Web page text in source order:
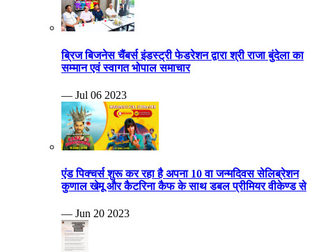
ब्रिज बिजनेस चैंबर्स इंडस्ट्री फेडरेशन द्वारा श्री राजा बुंदेला का
सम्मान एवं स्वागत भोपाल समाचार
— Jul 06 2023
एंड पिक्चर्स शुरू कर रहा है अपना 10 वा जन्मदिवस सेलिब्रेशन
कुणाल खेमू और कैटरिना कैफ के साथ डबल प्रीमियर वीकेण्ड से
— Jun 20 2023